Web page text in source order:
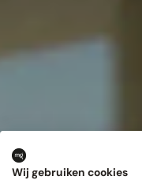
Wij gebruiken cookies